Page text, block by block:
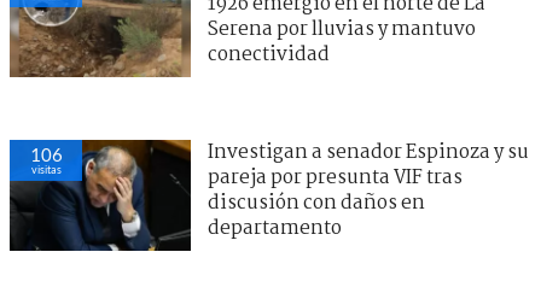
Serena por lluvias y mantuvo
conectividad
106
visitas
Investigan a senador Espinoza y su
pareja por presunta VIF tras
discusión con daños en
departamento